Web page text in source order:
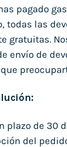
pagado
todas las
gratuitas.
envío de
plazo de 30
del